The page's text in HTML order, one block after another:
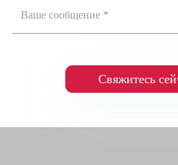
Свяжитесь